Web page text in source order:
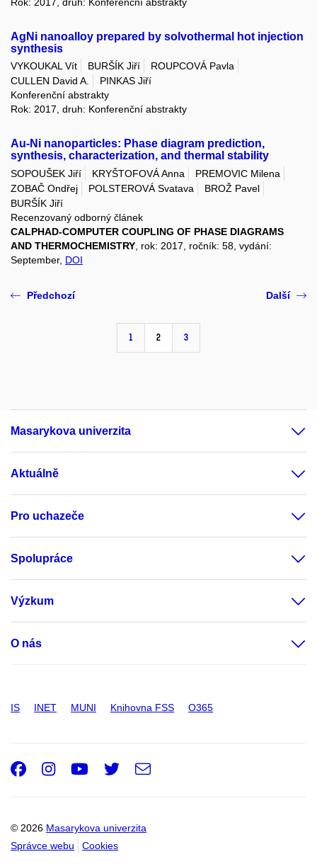
AgNi nanoalloy prepared by solvothermal hot injection
synthesis
VYKOUKAL Vít BURŠÍK Jiří
ROUPCOVÁ Pavla
CULLEN David A.
PINKAS Jiří
Konferenční abstrakty
Rok: 2017, druh: Konferenční abstrakty
Au-Ni nanoparticles: Phase diagram prediction,
synthesis, characterization, and thermal stability
SOPOUŠEK Jiří KRYŠTOFOVÁ Anna
PREMOVIC Milena
ZOBAČ Ondřej
POLSTEROVÁ Svatava
BROŽ Pavel
BURŠÍK Jiří
Recenzovaný odborný článek
CALPHAD-COMPUTER COUPLING OF PHASE DIAGRAMS
AND THERMOCHEMISTRY, rok: 2017, ročník: 58, vydání:
September, DOI
Předchozí
1 2 3
Další
Masarykova univerzita
Aktuálně
Pro uchazeče
Spolupráce
Výzkum
O nás
IS INET MUNI Knihovna FSS O365
© 2026 Masarykova univerzita
Správce webu
Cookies
Facebook
Instagram
Youtube
Twitter
e-